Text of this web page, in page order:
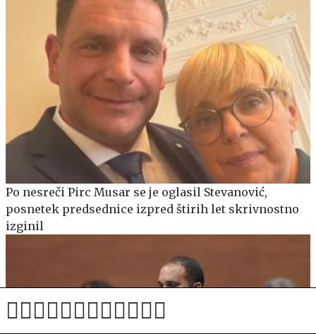
Po nesreči Pirc Musar se je oglasil Stevanović,
posnetek predsednice izpred štirih let skrivnostno
izginil